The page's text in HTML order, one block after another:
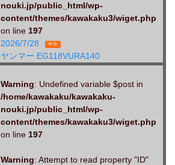
nouki.jp/public_html/wp-
content/themes/kawakaku3/wiget.php
on line 197
2026/7/28
中古
ヤンマー EG118VURA140
Warning: Undefined variable $post in
/home/kawakaku/kawakaku-
nouki.jp/public_html/wp-
content/themes/kawakaku3/wiget.php
on line 197
Warning: Attempt to read property "ID"